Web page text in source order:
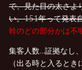
で、見た目の太さよ
い。151年って発表
幹のどの部分かは不
集客人数…証拠なし
（出る時と入ると